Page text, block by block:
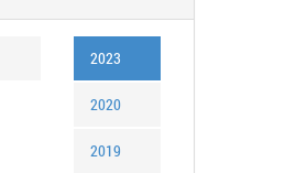
2023
2020
2019